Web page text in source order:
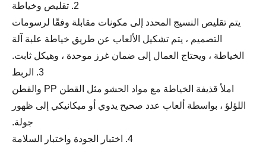
2. تقليص وخياطة
يتم تقليص النسيج المحدد إلى مكونات مقابلة وفقًا لرسومات
التصميم ، يتم تشكيل الألعاب عن طريق خياطة علبة آلة
الخياطة ، ويحتاج العمال إلى ضمان غرز موحدة ، وهيكل ثابت.
3. الربط
املأ قذيفة الخياطة مع مواد الحشو مثل القطن PP والقطن
اللؤلؤ ، بواسطة ألعاب عدد صحيح يدوي أو ميكانيكي إلى ظهور
جولة.
4. اختبار الجودة واختبار السلامة